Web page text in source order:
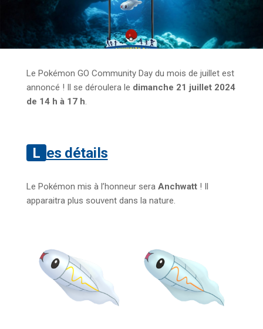
Le Pokémon GO Community Day du mois de juillet est
annoncé ! Il se déroulera le dimanche 21 juillet 2024
de 14 h à 17 h.
Les détails
Le Pokémon mis à l’honneur sera Anchwatt ! Il
apparaitra plus souvent dans la nature.